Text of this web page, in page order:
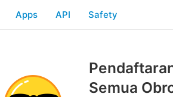
Apps API Safety
Semua